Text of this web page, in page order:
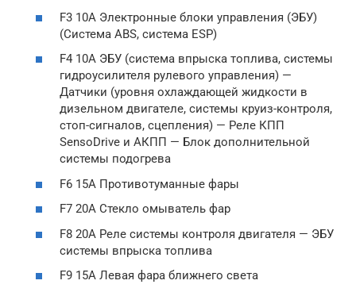
F3 10А Электронные блоки управления (ЭБУ)
(Система ABS, система ESP)
F4 10А ЭБУ (система впрыска топлива, системы
гидроусилителя рулевого управления) —
Датчики (уровня охлаждающей жидкости в
дизельном двигателе, системы круиз-контроля,
стоп-сигналов, сцепления) — Реле КПП
SensoDrive и АКПП — Блок дополнительной
системы подогрева
F6 15А Противотуманные фары
F7 20А Стекло омыватель фар
F8 20А Реле системы контроля двигателя — ЭБУ
системы впрыска топлива
F9 15А Левая фара ближнего света